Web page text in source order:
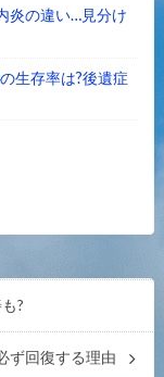
炎の違い…見分け
生存率は?後遺症
?
ず回復する理由